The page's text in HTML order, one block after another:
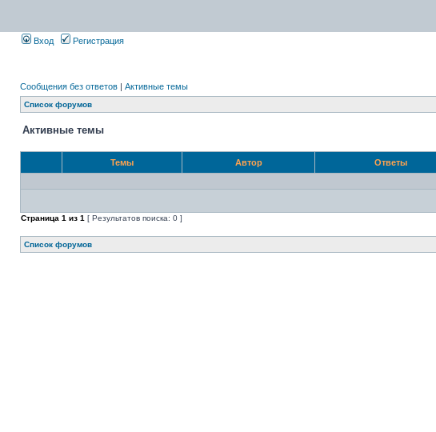
Вход Регистрация
Сообщения без ответов | Активные темы
Список форумов
Активные темы
Темы Автор Ответы
Страница 1 из 1 [ Результатов поиска: 0 ]
Список форумов